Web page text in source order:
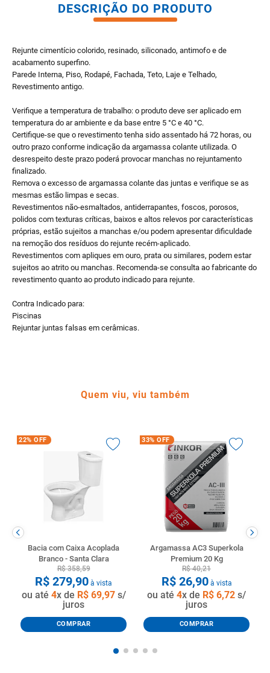
DESCRIÇÃO DO PRODUTO
Rejunte cimentício colorido, resinado, siliconado, antimofo e de
acabamento superfino.
Parede Interna, Piso, Rodapé, Fachada, Teto, Laje e Telhado,
Revestimento antigo.
Verifique a temperatura de trabalho: o produto deve ser aplicado em
temperatura do ar ambiente e da base entre 5 °C e 40 °C.
Certifique-se que o revestimento tenha sido assentado há 72 horas, ou
outro prazo conforme indicação da argamassa colante utilizada. O
desrespeito deste prazo poderá provocar manchas no rejuntamento
finalizado.
Remova o excesso de argamassa colante das juntas e verifique se as
mesmas estão limpas e secas.
Revestimentos não-esmaltados, antiderrapantes, foscos, porosos,
polidos com texturas críticas, baixos e altos relevos por características
próprias, estão sujeitos a manchas e/ou podem apresentar dificuldade
na remoção dos resíduos do rejunte recém-aplicado.
Revestimentos com apliques em ouro, prata ou similares, podem estar
sujeitos ao atrito ou manchas. Recomenda-se consulta ao fabricante do
revestimento quanto ao produto indicado para rejunte.
Contra Indicado para:
Piscinas
Rejuntar juntas falsas em cerâmicas.
Quem viu, viu também
22% OFF
Bacia com Caixa Acoplada
Branco - Santa Clara
R$ 358,59
R$ 279,90 à vista
ou até 4x de R$ 69,97s/
juros
COMPRAR
33% OFF
Argamassa AC3 Superkola
Premium 20 Kg
R$ 40,21
R$ 26,90à vista
ou até 4x de R$ 6,72 s/
juros
COMPRAR